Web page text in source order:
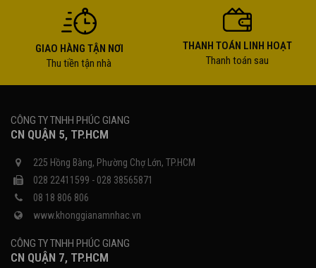
GIAO HÀNG TẬN NƠI
Thu tiền tận nhà
THANH TOÁN LINH HOẠT
Thanh toán sau
CÔNG TY TNHH PHÚC GIANG
CN QUẬN 5, TP.HCM
225 Hồng Bàng, Phường Chợ Lớn, TP.HCM
028 22411599 - 028 38565871
08 18 806 806
www.khonggianamnhac.vn
CÔNG TY TNHH PHÚC GIANG
CN QUẬN 7, TP.HCM